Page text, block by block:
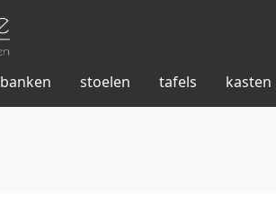
banken stoelen tafels kasten